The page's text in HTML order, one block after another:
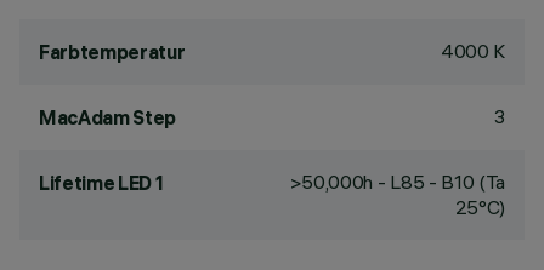
Farbtemperatur 4000 K
MacAdam Step 3
Lifetime LED 1
>50,000h - L85 - B10 (Ta
25°C)